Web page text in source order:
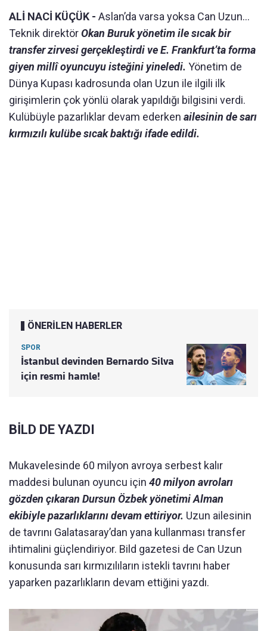
ALİ NACİ KÜÇÜK - Aslan’da varsa yoksa Can Uzun…
Teknik direktörOkan Buruk yönetim ile sıcak bir
transfer zirvesi gerçekleştirdi ve E. Frankfurt’ta forma
giyen millî oyuncuyu isteğini yineledi. Yönetim de
Dünya Kupası kadrosunda olan Uzun ile ilgili ilk
girişimlerin çok yönlü olarak yapıldığı bilgisini verdi.
Kulübüyle pazarlıklar devam ederken ailesinin de sarı
kırmızılı kulübe sıcak baktığı ifade edildi.
ÖNERİLEN HABERLER
SPOR
İstanbul devinden Bernardo Silva
için resmi hamle!
BİLD DE YAZDI
Mukavelesinde 60 milyon avroya serbest kalır
maddesi bulunan oyuncu için 40 milyon avroları
gözden çıkaran Dursun Özbek yönetimi Alman
ekibiyle pazarlıklarını devam ettiriyor. Uzun ailesinin
de tavrını Galatasaray’dan yana kullanması transfer
ihtimalini güçlendiriyor. Bild gazetesi de Can Uzun
konusunda sarı kırmızılıların istekli tavrını haber
yaparken pazarlıkların devam ettiğini yazdı.